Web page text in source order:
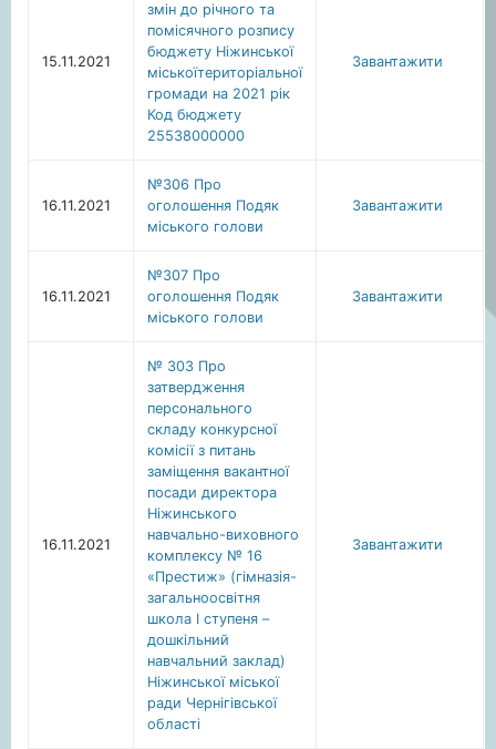
15.11.2021
змін до річного та
помісячного розпису
бюджету Ніжинської
міськоїтериторіальної
громади на 2021 рік
Код бюджету
25538000000
Завантажити
16.11.2021
№306 Про
оголошення Подяк
міського голови
Завантажити
16.11.2021
№307 Про
оголошення Подяк
міського голови
Завантажити
16.11.2021
№ 303 Про
затвердження
персонального
складу конкурсної
комісії з питань
заміщення вакантної
посади директора
Ніжинського
навчально-виховного
комплексу № 16
«Престиж» (гімназія-
загальноосвітня
школа І ступеня –
дошкільний
навчальний заклад)
Ніжинської міської
ради Чернігівської
області
Завантажити